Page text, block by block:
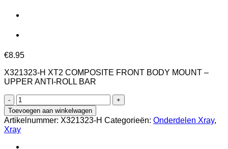
€8.95
X321323-H XT2 COMPOSITE FRONT BODY MOUNT –
UPPER ANTI-ROLL BAR
XT2
COMPOSITE
FRONT
BODY
MOUNT
-
Toevoegen aan winkelwagen
Artikelnummer: X321323-H Categorieën: Onderdelen Xray,
Xray